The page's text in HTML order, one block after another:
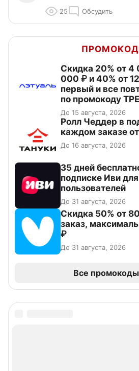
25 Обсудить
Скидка 20% от 4
000 ₽ и 40% от
первый и все
по промокоду
До 15 августа, 2026
Ролл Чеддер в
каждом заказе
До 16 августа, 2026
35 дней
подписке Иви
пользователей
До 31 августа, 2026
Скидка 50% от
заказ,
₽
До 31 августа, 2026
Все промокоды